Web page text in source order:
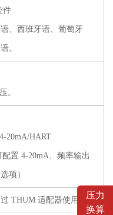
件
、西班牙语、葡萄牙
。
。
20mA/HART
置 4-20mA、频率输出
项）
THUM 适配器使用
压力
换算